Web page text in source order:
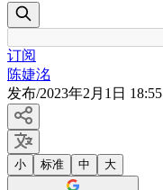
订阅
陈婕洺
发布/2023年2月1日 18:55
小 标准 中 大